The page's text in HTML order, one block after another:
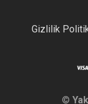
Gizlilik
©